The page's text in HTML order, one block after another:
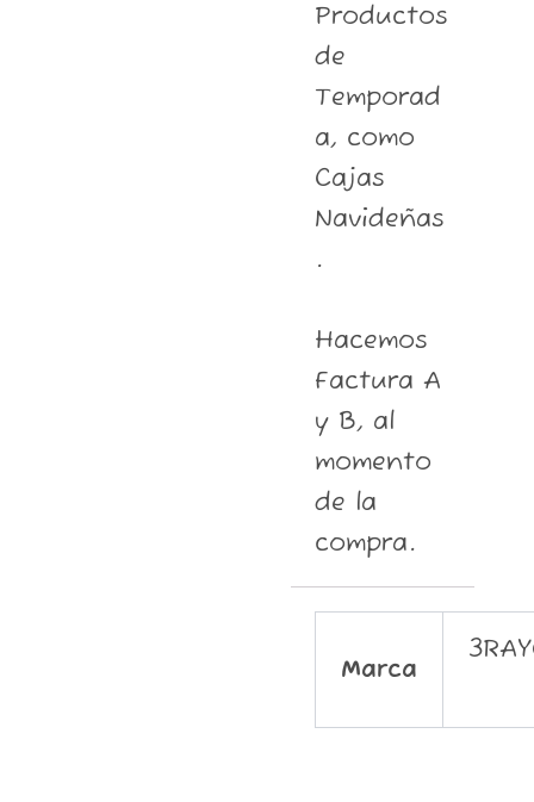
Productos
de
Temporad
a, como
Cajas
Navideñas
.
Hacemos
Factura A
y B, al
momento
de la
compra.
Marca